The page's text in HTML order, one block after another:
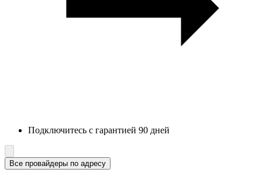
Подключитесь с гарантией 90 дней
Все провайдеры по адресу